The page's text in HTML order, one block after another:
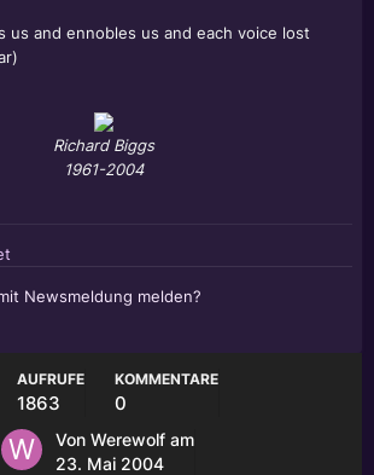
us and ennobles us and each voice lost
Richard Biggs
1961-2004
Newsmeldung melden?
AUFRUFE
1863
KOMMENTARE
0
Von Werewolf am
23. Mai 2004